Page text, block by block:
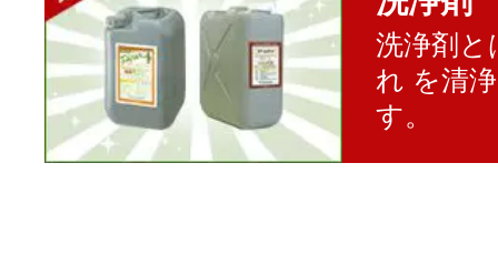
洗浄剤と
れ を清
す。